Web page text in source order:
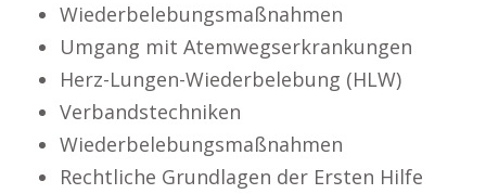
Wiederbelebungsmaßnahmen
Umgang mit Atemwegserkrankungen
Herz-Lungen-Wiederbelebung (HLW)
Verbandstechniken
Wiederbelebungsmaßnahmen
Rechtliche Grundlagen der Ersten Hilfe